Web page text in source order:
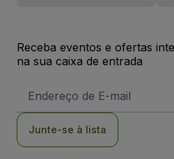
Receba eventos e ofertas
na sua caixa de entrada
de
Junte-se à lista